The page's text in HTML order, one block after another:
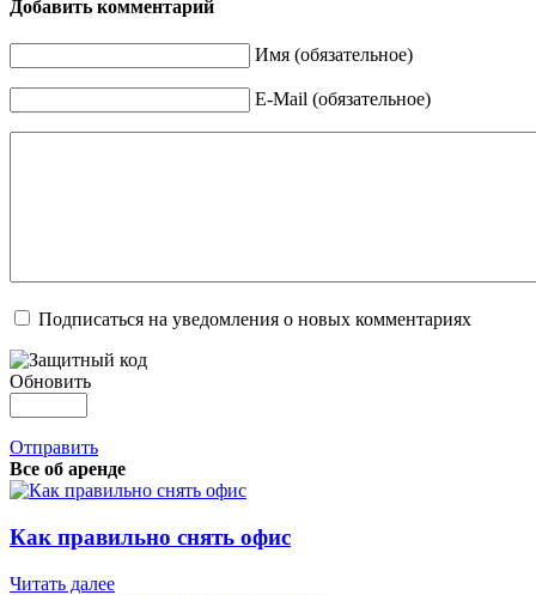
Добавить комментарий
Имя (обязательное)
E-Mail (обязательное)
Подписаться на уведомления о новых комментариях
Обновить
Отправить
Все об аренде
Как правильно снять офис
Читать далее